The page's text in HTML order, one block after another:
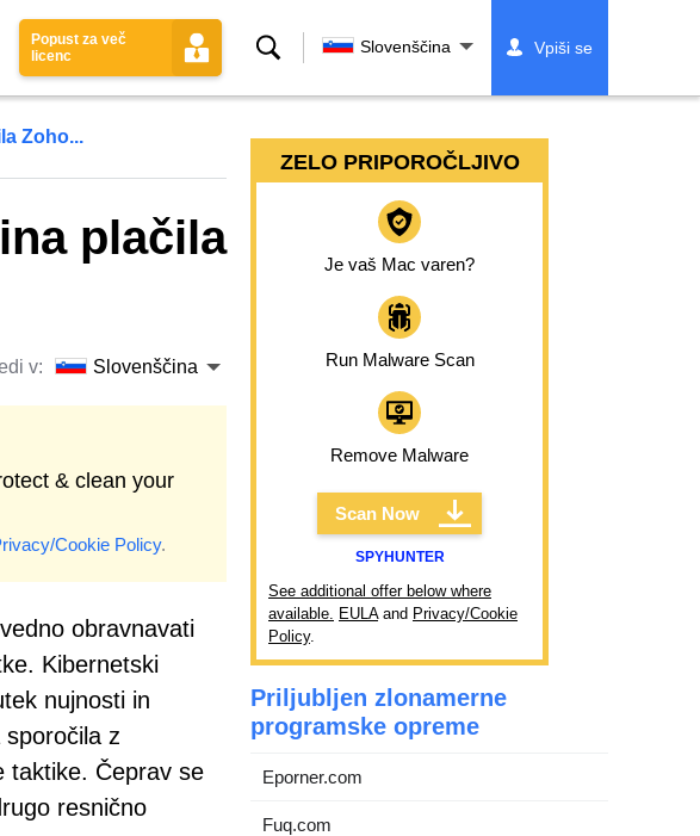
Popust za več
licenc
Iskanje Slovenščina Vpiši se
Zoho...
plačila
v: Slovenščina
& clean your
Cookie Policy.
obravnavati
Kibernetski
nujnosti in
z
taktike. Čeprav se
resnično
ZELO PRIPOROČLJIVO
Je vaš Mac varen?
Run Malware Scan
Remove Malware
Scan Now
SPYHUNTER
See additional offer below where
available. EULAand Privacy/Cookie
Policy.
Priljubljen zlonamerne
programske opreme
Eporner.com
Fuq.com